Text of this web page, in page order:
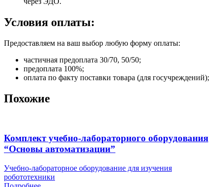
Условия оплаты:
Предоставляем на ваш выбор любую форму оплаты:
частичная предоплата 30/70, 50/50;
предоплата 100%;
оплата по факту поставки товара (для госучреждений);
Похожие
Комплект учебно-лабораторного оборудования
“Основы автоматизации”
Учебно-лабораторное оборудование для изучения
робототехники